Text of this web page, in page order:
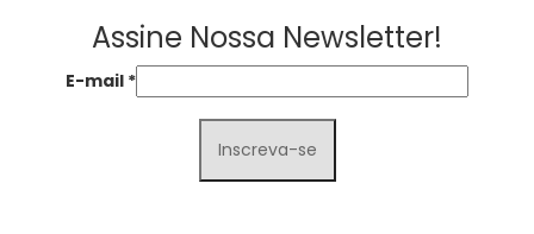
Assine Nossa Newsletter!
E-mail *